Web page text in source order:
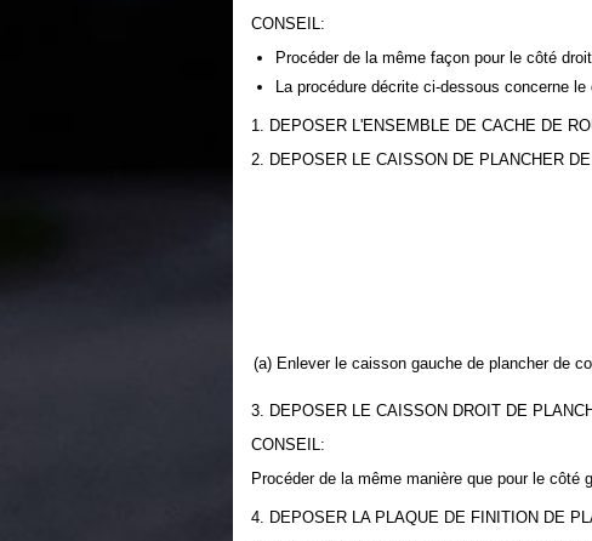
CONSEIL:
Procéder de la même façon pour le côté
La procédure décrite ci-dessous concerne le
1. DEPOSER L'ENSEMBLE DE CACHE DE
2. DEPOSER LE CAISSON DE PLANCHER
(a) Enlever le caisson gauche de plancher de
3. DEPOSER LE CAISSON DROIT DE
CONSEIL:
Procéder de la même manière que pour le côté
4. DEPOSER LA PLAQUE DE FINITION DE